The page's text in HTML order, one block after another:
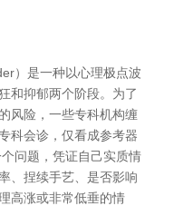
）是一种以心理极点波
和抑郁两个阶段。为了
风险，一些专科机构缠
科会诊，仅看成参考器
问题，凭证自己实质情
、捏续手艺、是否影响
高涨或非常低垂的情